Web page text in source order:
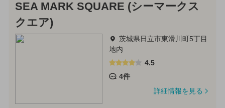
SEA MARK SQUARE (シーマークス
クエア)
茨城県日立市東滑川町5丁目
地内
4.5
4件
詳細情報を見る